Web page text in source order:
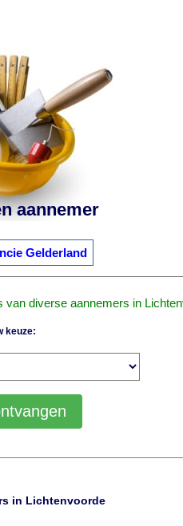
aannemer
Gelderland
van diverse aannemers in
keuze:
in Lichtenvoorde